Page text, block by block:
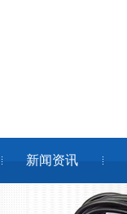
新闻资讯